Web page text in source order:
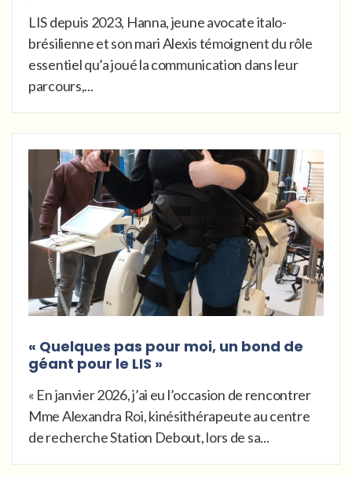
LIS depuis 2023, Hanna, jeune avocate italo-
brésilienne et son mari Alexis témoignent du rôle
essentiel qu’a joué la communication dans leur
parcours,...
« Quelques pas pour moi, un bond de
géant pour le LIS »
« En janvier 2026, j’ai eu l’occasion de rencontrer
Mme Alexandra Roi, kinésithérapeute au centre
de recherche Station Debout, lors de sa...